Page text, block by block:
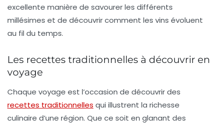
excellente manière de savourer les différents
millésimes et de découvrir comment les vins évoluent
au fil du temps.
Les recettes traditionnelles à découvrir en
voyage
Chaque voyage est l’occasion de découvrir des
recettes traditionnelles qui illustrent la richesse
culinaire d’une région. Que ce soit en glanant des